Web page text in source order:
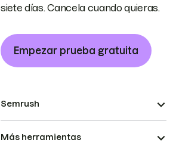
siete días. Cancela cuando quieras.
Empezar prueba gratuita
Semrush
Más herramientas